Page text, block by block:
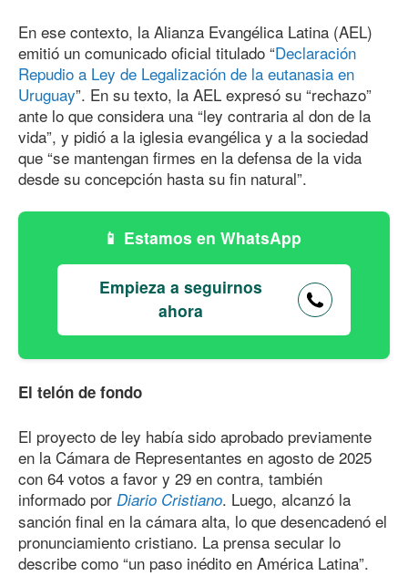
En ese contexto, la Alianza Evangélica Latina (AEL)
emitió un comunicado oficial titulado “Declaración
Repudio a Ley de Legalización de la eutanasia en
Uruguay”. En su texto, la AEL expresó su “rechazo”
ante lo que considera una “ley contraria al don de la
vida”, y pidió a la iglesia evangélica y a la sociedad
que “se mantengan firmes en la defensa de la vida
desde su concepción hasta su fin natural”.
Estamos en WhatsApp
Empieza a seguirnos
ahora
El telón de fondo
El proyecto de ley había sido aprobado previamente
en la Cámara de Representantes en agosto de 2025
con 64 votos a favor y 29 en contra, también
informado por Diario Cristiano. Luego, alcanzó la
sanción final en la cámara alta, lo que desencadenó el
pronunciamiento cristiano. La prensa secular lo
describe como “un paso inédito en América Latina”.